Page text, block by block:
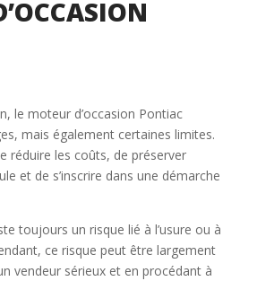
le moteur d’occasion Pontiac
mais également certaines limites.
réduire les coûts, de préserver
et de s’inscrire dans une démarche
toujours un risque lié à l’usure ou à
ce risque peut être largement
vendeur sérieux et en procédant à